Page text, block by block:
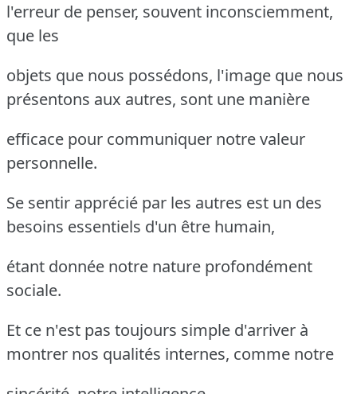
l'erreur de penser, souvent inconsciemment,
que les
objets que nous possédons, l'image que nous
présentons aux autres, sont une manière
efficace pour communiquer notre valeur
personnelle.
Se sentir apprécié par les autres est un des
besoins essentiels d'un être humain,
étant donnée notre nature profondément
sociale.
Et ce n'est pas toujours simple d'arriver à
montrer nos qualités internes, comme notre